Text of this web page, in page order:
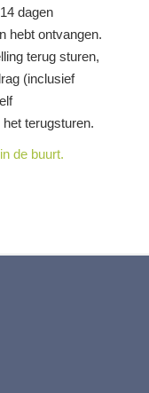
dagen
hebt ontvangen.
terug sturen,
(inclusief
terugsturen.
de buurt.